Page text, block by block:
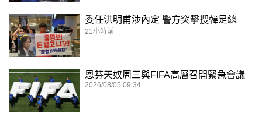
委任洪明甫涉內定 警方突擊搜韓足總
21小時前
恩芬天奴周三與FIFA高層召開緊急會議
2026/08/05 09:34